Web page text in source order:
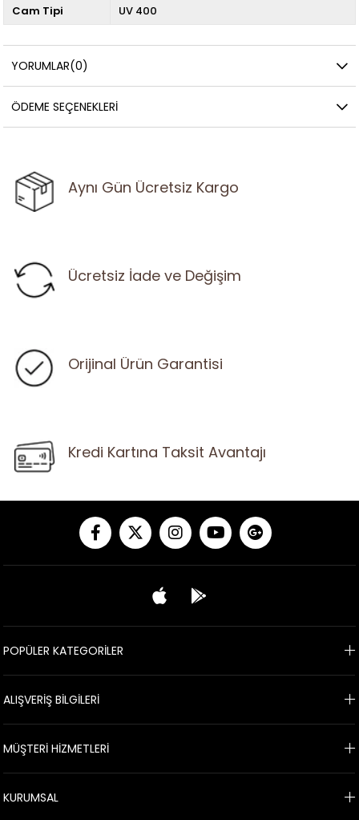
Cam Tipi
UV 400
YORUMLAR(0)
ÖDEME SEÇENEKLERI
Aynı Gün Ücretsiz Kargo
Ücretsiz İade ve Değişim
Orijinal Ürün Garantisi
Kredi Kartına Taksit Avantajı
POPÜLER KATEGORİLER
ALIŞVERİŞ BİLGİLERİ
MÜŞTERİ HİZMETLERİ
KURUMSAL